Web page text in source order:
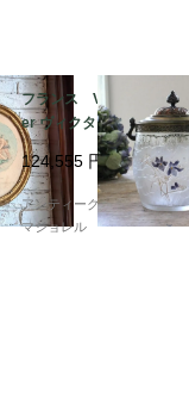
フランス Victor Sagli
er ヴィクター・サグリ
エ ガラスビスケット
ジャー 6696
124,555 円
アンティークギャラリー
マジョレル